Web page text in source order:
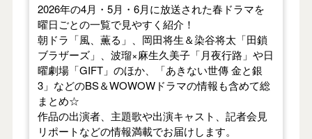
2026年の4月・5月・6月に放送された春ドラマを
曜日ごとの一覧で見やすく紹介！
朝ドラ「風、薫る」、岡田将生＆染谷将太「田鎖
ブラザーズ」、波瑠×麻生久美子「月夜行路」や日
曜劇場「GIFT」のほか、「あきない世傳 金と銀
3」などのBS＆WOWOWドラマの情報も含めて総
まとめ☆
作品の出演者、主題歌や出演キャスト、記者会見
リポートなどの情報満載でお届けします。